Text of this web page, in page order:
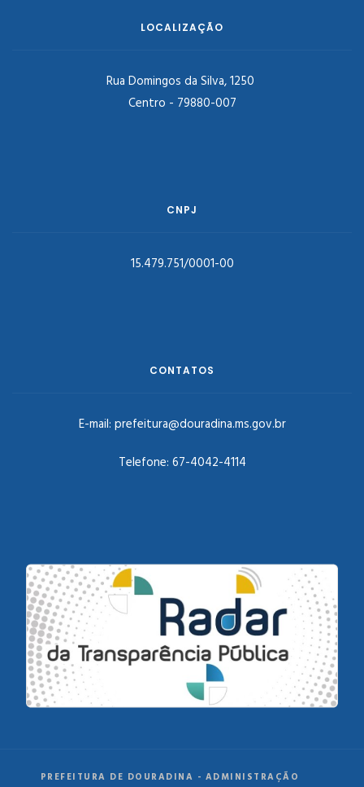
LOCALIZAÇÃO
Rua Domingos da Silva, 1250
Centro - 79880-007
CNPJ
15.479.751/0001-00
CONTATOS
E-mail: prefeitura@douradina.ms.gov.br
Telefone: 67-4042-4114
PREFEITURA DE DOURADINA - ADMINISTRAÇÃO